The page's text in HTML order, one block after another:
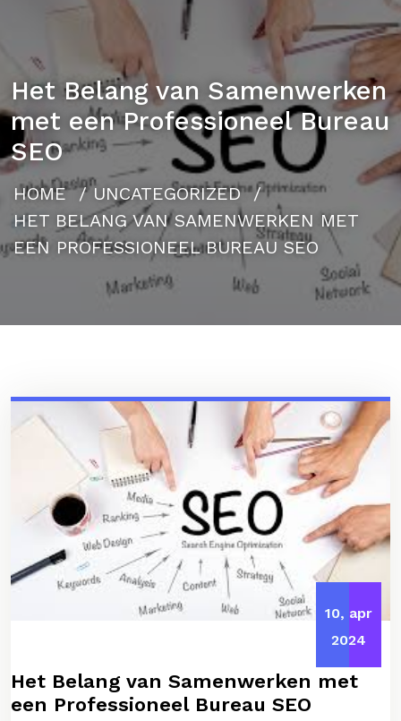
Het Belang van Samenwerken
met een Professioneel Bureau
SEO
HOME/UNCATEGORIZED/
HET BELANG VAN SAMENWERKEN MET
EEN PROFESSIONEEL BUREAU SEO
10, apr
2024
Het Belang van Samenwerken met
een Professioneel Bureau SEO